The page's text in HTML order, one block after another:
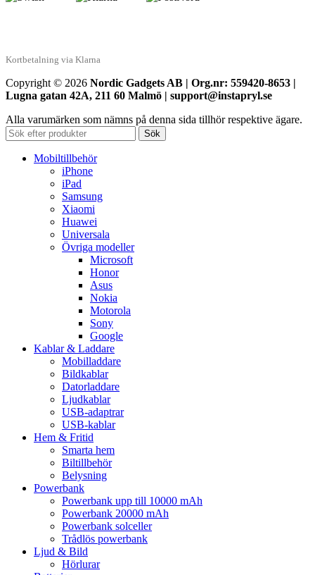
Kortbetalning via Klarna
Copyright © 2026 Nordic Gadgets AB | Org.nr: 559420-8653 |
Lugna gatan 42A, 211 60 Malmö | support@instapryl.se
Alla varumärken som nämns på denna sida tillhör respektive ägare.
Sök
Mobiltillbehör
iPhone
iPad
Samsung
Xiaomi
Huawei
Universala
Övriga modeller
Microsoft
Honor
Asus
Nokia
Motorola
Sony
Google
Kablar & Laddare
Mobilladdare
Bildkablar
Datorladdare
Ljudkablar
USB-adaptrar
USB-kablar
Hem & Fritid
Smarta hem
Biltillbehör
Belysning
Powerbank
Powerbank upp till 10000 mAh
Powerbank 20000 mAh
Powerbank solceller
Trådlös powerbank
Ljud & Bild
Hörlurar